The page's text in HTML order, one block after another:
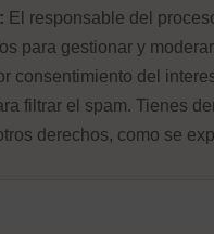
El responsable del
para gestionar y
consentimiento del
filtrar el spam. Tienes
derechos, como se